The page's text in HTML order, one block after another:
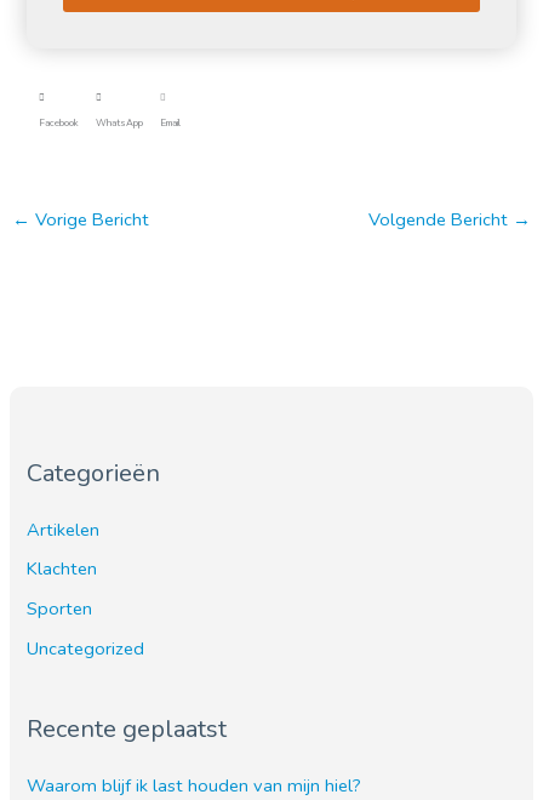
Facebook WhatsApp Email
← Vorige Bericht Volgende Bericht →
Categorieën
Artikelen
Klachten
Sporten
Uncategorized
Recente geplaatst
Waarom blijf ik last houden van mijn hiel?